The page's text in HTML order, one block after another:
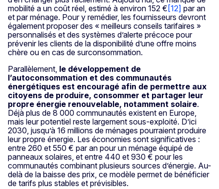
mobilité a un coût réel, estimé à environ 152 € [12] par an
et par ménage. Pour y remédier, les fournisseurs devront
également proposer des « meilleurs conseils tarifaires »
personnalisés et des systèmes d’alerte précoce pour
prévenir les clients de la disponibilité d’une offre moins
chère ou en cas de surconsommation.
Parallèlement, le développement de
l’autoconsommation et des communautés
énergétiques est encouragé afin de permettre aux
citoyens de produire, consommer et partager leur
propre énergie renouvelable, notamment solaire.
Déjà plus de 8 000 communautés existent en Europe,
mais leur potentiel reste largement sous-exploité. D’ici
2030, jusqu’à 16 millions de ménages pourraient produire
leur propre énergie. Les économies sont significatives :
entre 260 et 550 € par an pour un ménage équipé de
panneaux solaires, et entre 440 et 930 € pour les
communautés combinant plusieurs sources d’énergie. Au-
delà de la baisse des prix, ce modèle permet de bénéficier
de tarifs plus stables et prévisibles.